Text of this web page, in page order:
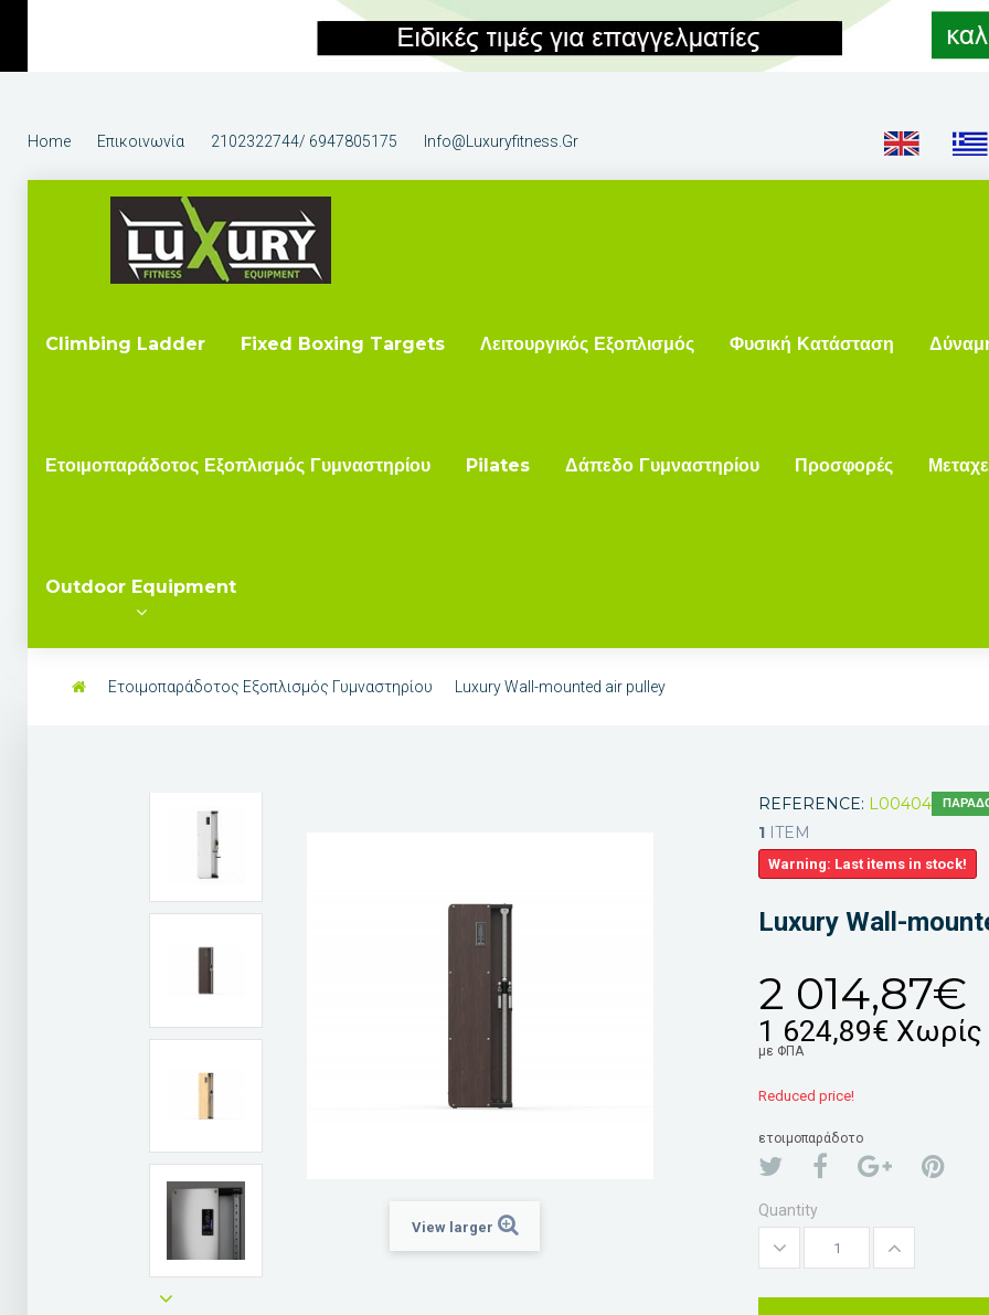
Home Επικοινωνία 2102322744/ 6947805175 Info@luxuryfitness.gr
Climbing Ladder Fixed Boxing Targets Λειτουργικός Εξοπλισμός Φυσική Κατάσταση
Ετοιμοπαράδοτος Εξοπλισμός Γυμναστηρίου Pilates Δάπεδο Γυμναστηρίου Προσφορές
Outdoor Equipment
Ετοιμοπαράδοτος Εξοπλισμός Γυμναστηρίου Luxury Wall-mounted air pulley
View larger
REFERENCE: L00404
1 ITEM
Warning: Last items in stock!
Luxury Wall-
2 014,87€
1 624,89€
με ΦΠΑ
Reduced price!
ετοιμοπαράδοτο
Quantity